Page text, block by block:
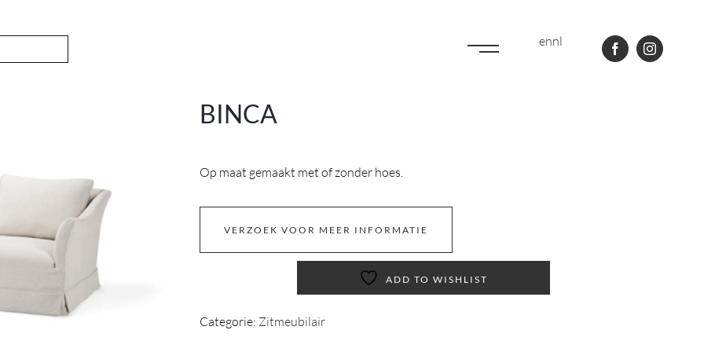
ennl
BINCA
Op maat gemaakt met of zonder hoes.
VERZOEK VOOR MEER INFORMATIE
ADD TO WISHLIST
Categorie: Zitmeubilair